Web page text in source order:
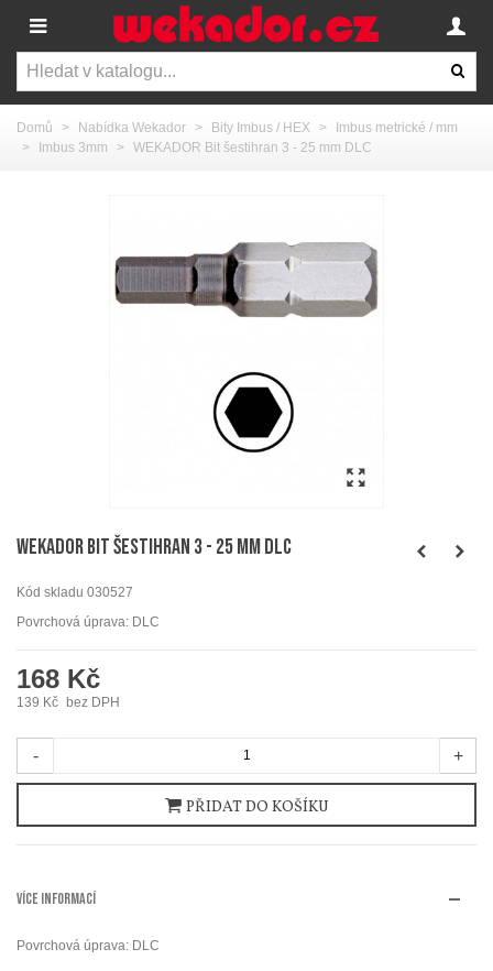
Domů > Nabídka Wekador > Bity Imbus / HEX >
Imbus metrické / mm
>
Imbus 3mm > WEKADOR Bit šestihran 3 - 25 mm DLC
WEKADOR Bit šestihran 3 - 25 mm DLC
Kód skladu 030527
Povrchová úprava: DLC
168 Kč
139 Kč bez DPH
- +
PŘIDAT DO KOŠÍKU
VÍCE INFORMACÍ
Povrchová úprava: DLC